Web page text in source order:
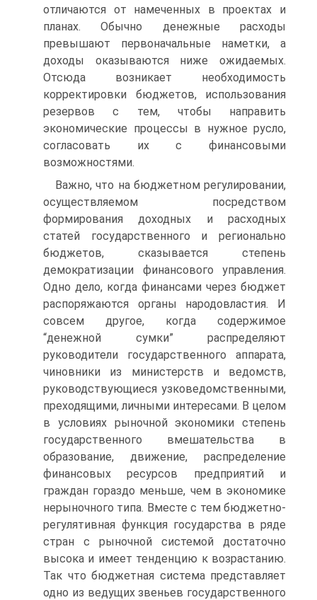
отличаются от намеченных в проектах и
планах. Обычно денежные расходы
превышают первоначальные наметки, а
доходы оказываются ниже ожидаемых.
Отсюда возникает необходимость
корректировки бюджетов, использования
резервов с тем, чтобы направить
экономические процессы в нужное русло,
согласовать их с финансовыми
возможностями.
Важно, что на бюджетном регулировании,
осуществляемом посредством
формирования доходных и расходных
статей государственного и регионально
бюджетов, сказывается степень
демократизации финансового управления.
Одно дело, когда финансами через бюджет
распоряжаются органы народовластия. И
совсем другое, когда содержимое
“денежной сумки” распределяют
руководители государственного аппарата,
чиновники из министерств и ведомств,
руководствующиеся узковедомственными,
преходящими, личными интересами. В целом
в условиях рыночной экономики степень
государственного вмешательства в
образование, движение, распределение
финансовых ресурсов предприятий и
граждан гораздо меньше, чем в экономике
нерыночного типа. Вместе с тем бюджетно-
регулятивная функция государства в ряде
стран с рыночной системой достаточно
высока и имеет тенденцию к возрастанию.
Так что бюджетная система представляет
одно из ведущих звеньев государственного